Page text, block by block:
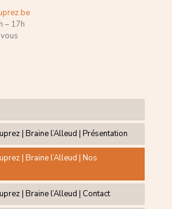
– 17h
| Braine l’Alleud | Présentation
| Braine l’Alleud | Nos
| Braine l’Alleud | Contact